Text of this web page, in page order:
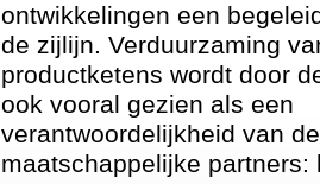
ontwikkelingen een
de zijlijn. Verduurzaming
productketens wordt door
ook vooral gezien als een
verantwoordelijkheid van de
maatschappelijke partners: